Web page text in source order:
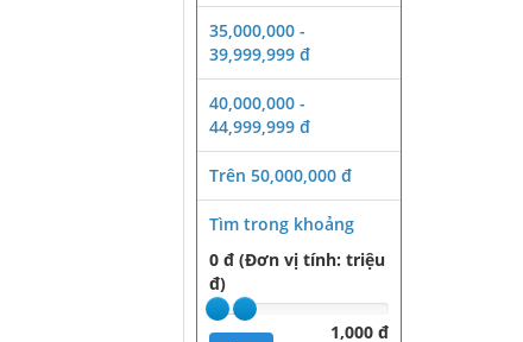
35,000,000 -
39,999,999 đ
40,000,000 -
44,999,999 đ
Trên 50,000,000 đ
Tìm trong khoảng
0 đ (Đơn vị tính: triệu
đ)
1,000 đ